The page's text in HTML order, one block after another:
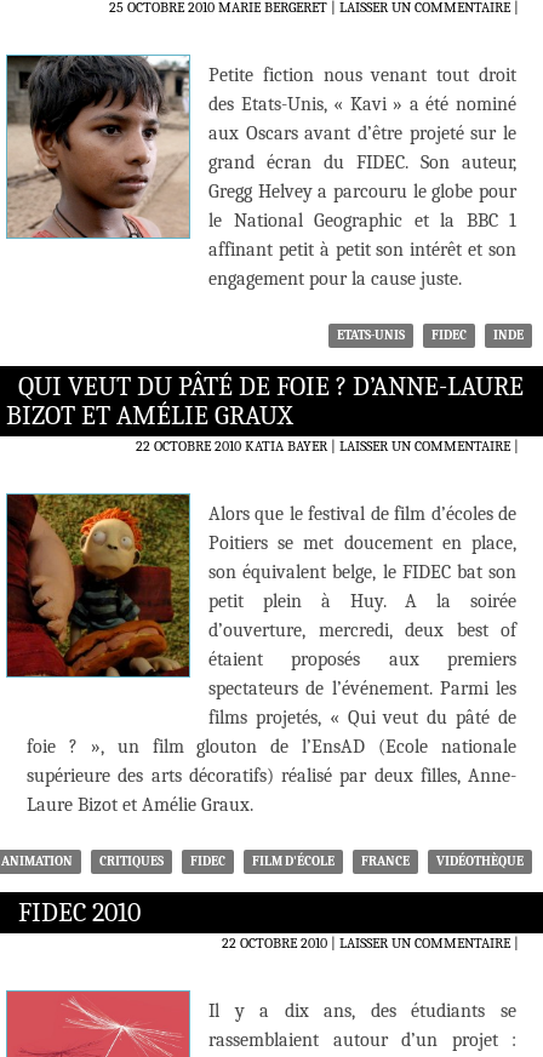
25 OCTOBRE 2010 MARIE BERGERET LAISSER UN COMMENTAIRE|
Petite fiction nous venant tout droit
des Etats-Unis, « Kavi » a été nominé
aux Oscars avant d’être projeté sur le
grand écran du FIDEC. Son auteur,
Gregg Helvey a parcouru le globe pour
le National Geographic et la BBC 1
affinant petit à petit son intérêt et son
engagement pour la cause juste.
ETATS-UNIS FIDEC INDE
QUI VEUT DU PÂTÉ DE FOIE ? D’ANNE-LAURE
BIZOT ET AMÉLIE GRAUX
22 OCTOBRE 2010 KATIA BAYER LAISSER UN COMMENTAIRE|
Alors que le festival de film d’écoles de
Poitiers se met doucement en place,
son équivalent belge, le FIDEC bat son
petit plein à Huy. A la soirée
d’ouverture, mercredi, deux best of
étaient proposés aux premiers
spectateurs de l’événement. Parmi les
films projetés, « Qui veut du pâté de
foie ? », un film glouton de l’EnsAD (Ecole nationale
supérieure des arts décoratifs) réalisé par deux filles, Anne-
Laure Bizot et Amélie Graux.
ANIMATION CRITIQUES FIDEC FILM D'ÉCOLE FRANCE VIDÉOTHÈQUE
FIDEC 2010
22 OCTOBRE 2010 LAISSER UN COMMENTAIRE|
Il y a dix ans, des étudiants se
rassemblaient autour d’un projet :